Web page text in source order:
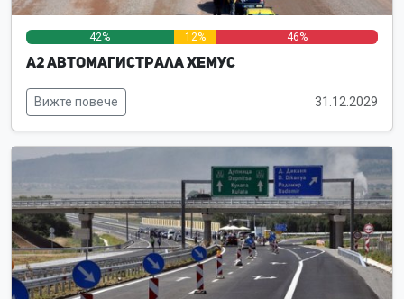
42% 12% 46%
А2 Автомагистрала Хемус
Вижте повече 31.12.2029